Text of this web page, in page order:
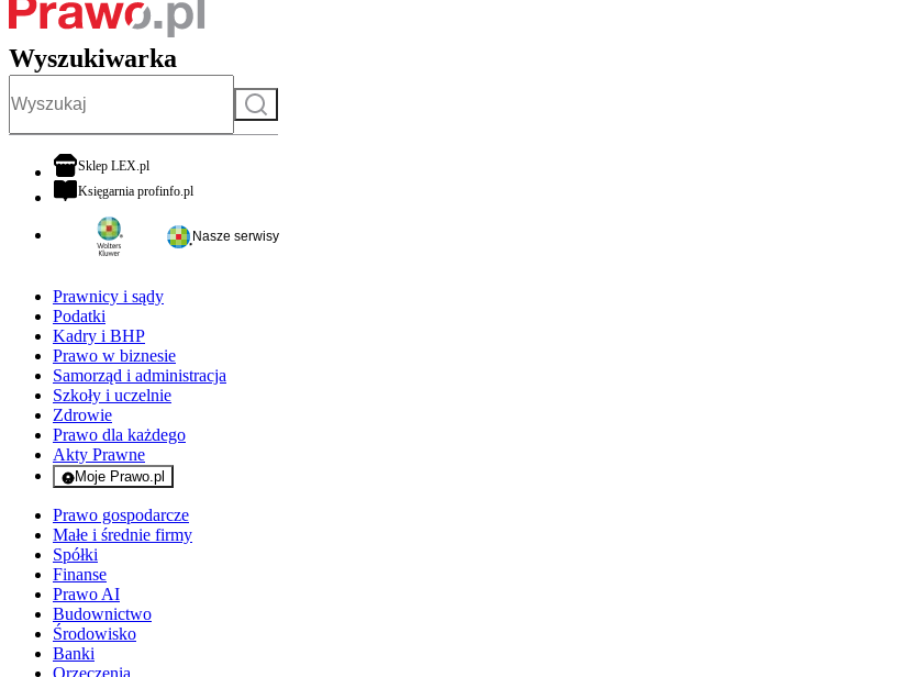
Wyszukiwarka
Szukaj
Sklep LEX.plotwiera się w nowej karcie
Księgarnia profinfo.plotwiera się w nowej karcie
Nasze serwisy
Prawnicy i sądy
Podatki
Kadry i BHP
Prawo w biznesie
Samorząd i administracja
Szkoły i uczelnie
Zdrowie
Prawo dla każdego
Akty Prawne
Moje Prawo.pl
- rejestracja i logowanie do serwisu
Prawo gospodarcze
Małe i średnie firmy
Spółki
Finanse
Prawo AI
Budownictwo
Środowisko
Banki